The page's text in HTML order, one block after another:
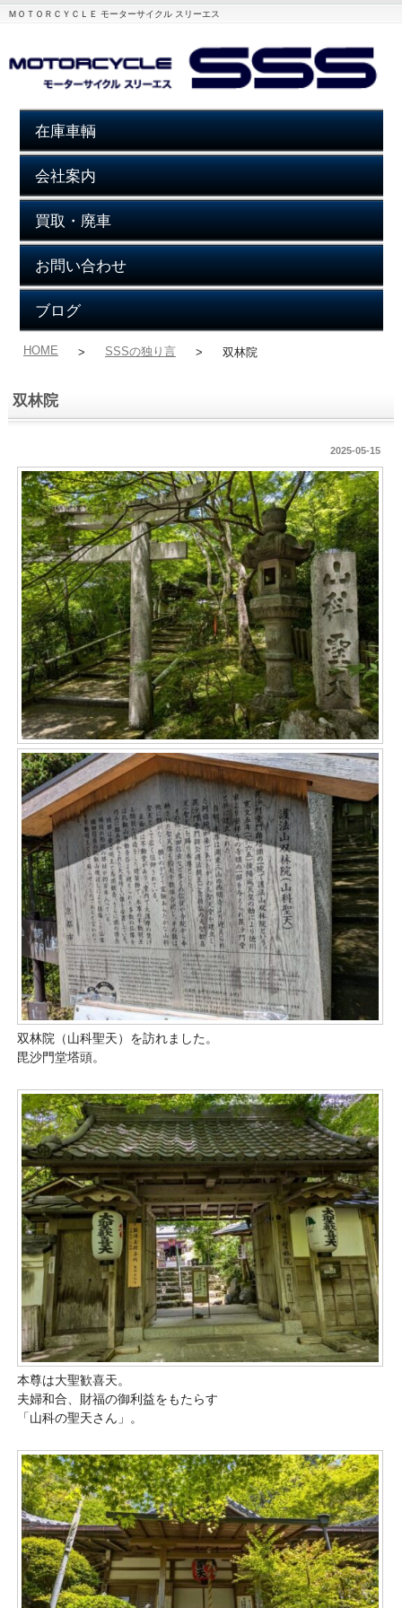
ＭＯＴＯＲＣＹＣＬＥ モーターサイクル スリーエス
在庫車輌
会社案内
買取・廃車
お問い合わせ
ブログ
HOME > SSSの独り言 > 双林院
双林院
2025-05-15
双林院（山科聖天）を訪れました。
毘沙門堂塔頭。
本尊は大聖歓喜天。
夫婦和合、財福の御利益をもたらす
「山科の聖天さん」。